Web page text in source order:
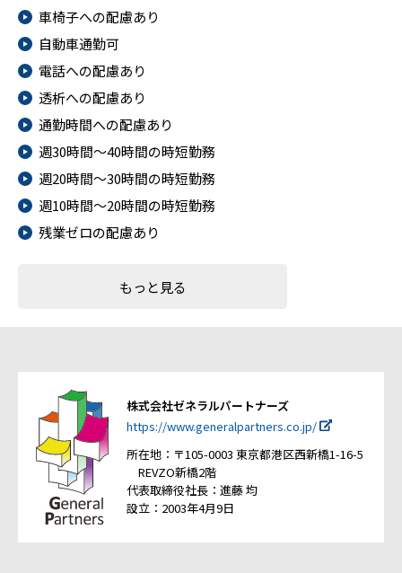
車椅子への配慮あり
自動車通勤可
電話への配慮あり
透析への配慮あり
通勤時間への配慮あり
週30時間～40時間の時短勤務
週20時間～30時間の時短勤務
週10時間～20時間の時短勤務
残業ゼロの配慮あり
もっと見る
株式会社ゼネラルパートナーズ
https://www.generalpartners.co.jp/
所在地：〒105-0003 東京都港区西新橋1-16-5
REVZO新橋2階
代表取締役社長：進藤 均
設立：2003年4月9日